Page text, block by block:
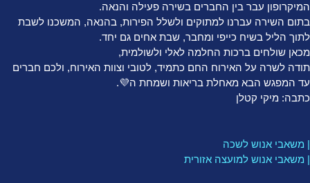
המיקרופון עבר בין החברים בשירה פעילה והנאה.
בתום השירה עברנו למתוקים ולשלל הפירות, בהנאה, המשכנו לשבת
לתוך הליל בשיח כייפי ומחבר, שבת אחים גם יחד.
מכאן שולחים ברכות החלמה לאלי ולשולמית,
תודה לשרה על האירוח החם כתמיד, לטובי וצוות האירוח, ולכם חברים
עד המפגש הבא מאחלת בריאות ושמחת ה💜.
כתבה: מיקי קטלן
| משאבי אנוש לשכה
| משאבי אנוש למועצה אזורית